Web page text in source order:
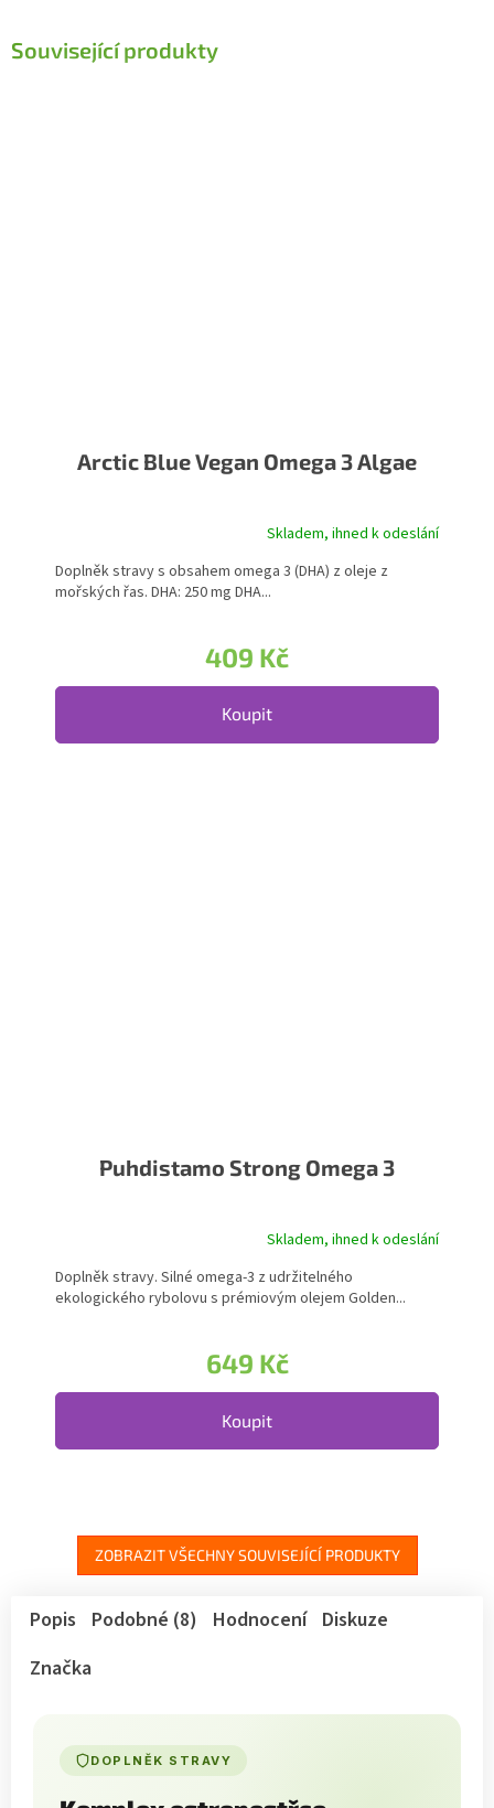
Související produkty
Arctic Blue Vegan Omega 3 Algae
Skladem, ihned k odeslání
409 Kč
Koupit
Doplněk stravy s obsahem omega 3 (DHA) z oleje z
mořských řas. DHA: 250 mg DHA...
Puhdistamo Strong Omega 3
Skladem, ihned k odeslání
649 Kč
Koupit
Doplněk stravy. Silné omega-3 z udržitelného
ekologického rybolovu s prémiovým olejem Golden...
ZOBRAZIT VŠECHNY SOUVISEJÍCÍ PRODUKTY
Popis Podobné (8) Hodnocení Diskuze
Značka
DOPLNĚK STRAVY